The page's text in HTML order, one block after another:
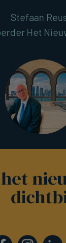
Stefaan
Het